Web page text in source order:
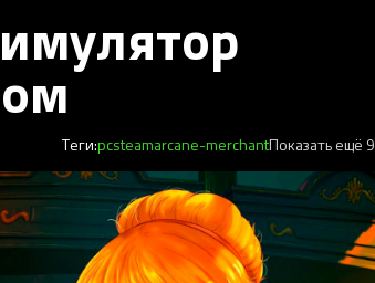
Теги:pcsteamarcane-merchantПоказать ещё 9